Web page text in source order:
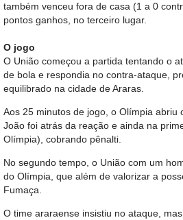
também venceu fora de casa (1 a 0
pontos ganhos, no terceiro lugar.
O jogo
O União começou a partida tentando o
de bola e respondia no contra-ataque,
equilibrado na cidade de Araras.
Aos 25 minutos de jogo, o Olímpia abriu
João foi atrás da reação e ainda na
Olímpia), cobrando pênalti.
No segundo tempo, o União com um
do Olímpia, que além de valorizar a
Fumaça.
O time araraense insistiu no ataque,